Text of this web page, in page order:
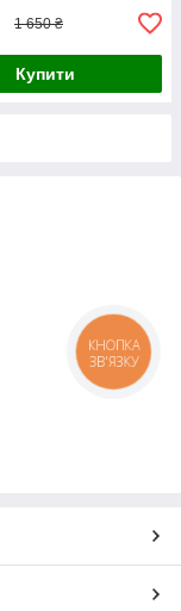
1 650 ₴
Купити
КНОПКА
ЗВ'ЯЗКУ